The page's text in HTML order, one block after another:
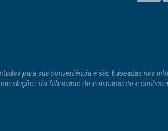
para sua conveniência e são baseadas nas
do fábricante do equipamento e